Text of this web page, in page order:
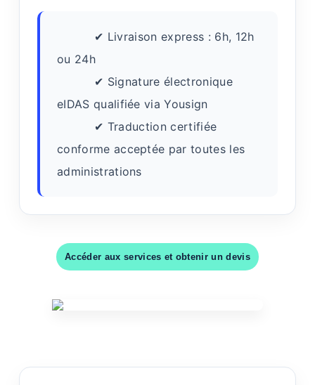
✔ Livraison express : 6h, 12h
ou 24h
✔ Signature électronique
eIDAS qualifiée via Yousign
✔ Traduction certifiée
conforme acceptée par toutes les
administrations
Accéder aux services et obtenir un devis